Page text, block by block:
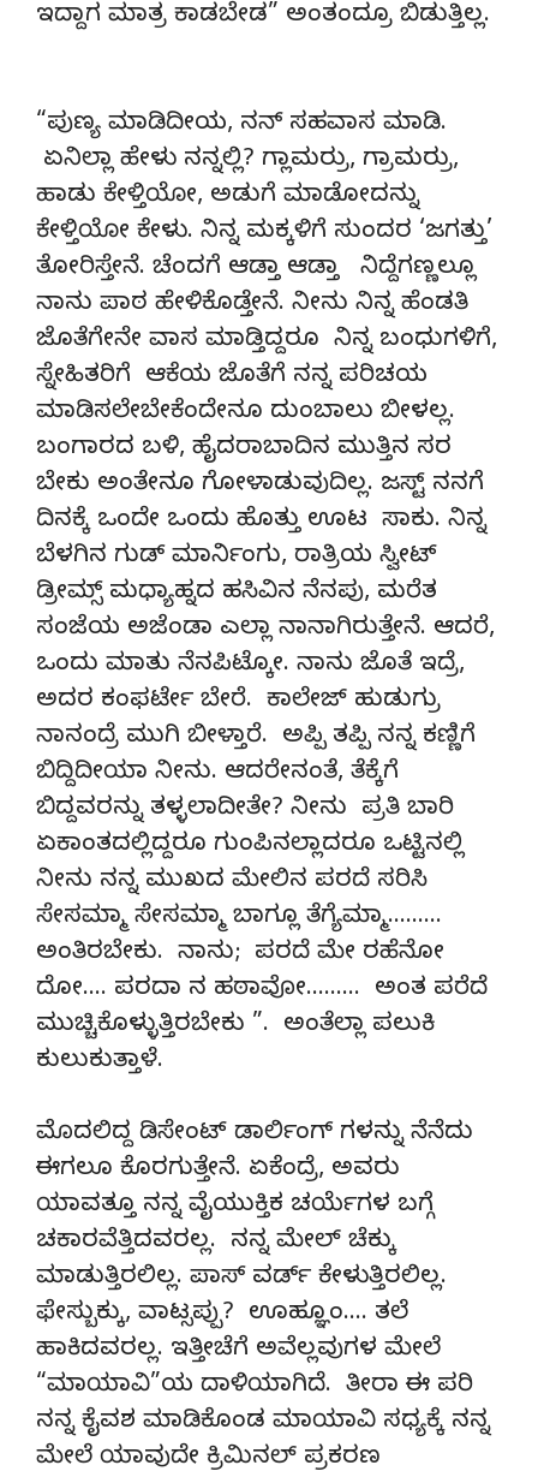
ಇದ್ದಾಗ ಮಾತ್ರ ಕಾಡಬೇಡ” ಅಂತಂದ್ರೂ ಬಿಡುತ್ತಿಲ್ಲ.
“ಪುಣ್ಯ ಮಾಡಿದೀಯ, ನನ್ ಸಹವಾಸ ಮಾಡಿ.
ಏನಿಲ್ಲಾ ಹೇಳು ನನ್ನಲ್ಲಿ? ಗ್ಲಾಮರ್ರು, ಗ್ರಾಮರ್ರು,
ಹಾಡು ಕೇಳ್ತಿಯೋ, ಅಡುಗೆ ಮಾಡೋದನ್ನು
ಕೇಳ್ತಿಯೋ ಕೇಳು. ನಿನ್ನ ಮಕ್ಕಳಿಗೆ ಸುಂದರ ‘ಜಗತ್ತು’
ತೋರಿಸ್ತೇನೆ. ಚೆಂದಗೆ ಆಡ್ತಾ ಆಡ್ತಾ ನಿದ್ದೆಗಣ್ಣಲ್ಲೂ
ನಾನು ಪಾಠ ಹೇಳಿಕೊಡ್ತೇನೆ. ನೀನು ನಿನ್ನ ಹೆಂಡತಿ
ಜೊತೆಗೇನೇ ವಾಸ ಮಾಡ್ತಿದ್ದರೂ ನಿನ್ನ ಬಂಧುಗಳಿಗೆ,
ಸ್ನೇಹಿತರಿಗೆ ಆಕೆಯ ಜೊತೆಗೆ ನನ್ನ ಪರಿಚಯ
ಮಾಡಿಸಲೇಬೇಕೆಂದೇನೂ ದುಂಬಾಲು ಬೀಳಲ್ಲ.
ಬಂಗಾರದ ಬಳಿ, ಹೈದರಾಬಾದಿನ ಮುತ್ತಿನ ಸರ
ಬೇಕು ಅಂತೇನೂ ಗೋಳಾಡುವುದಿಲ್ಲ. ಜಸ್ಟ್ ನನಗೆ
ದಿನಕ್ಕೆ ಒಂದೇ ಒಂದು ಹೊತ್ತು ಊಟ ಸಾಕು. ನಿನ್ನ
ಬೆಳಗಿನ ಗುಡ್ ಮಾರ್ನಿಂಗು, ರಾತ್ರಿಯ ಸ್ವೀಟ್
ಡ್ರೀಮ್ಸ್ ಮಧ್ಯಾಹ್ನದ ಹಸಿವಿನ ನೆನಪು, ಮರೆತ
ಸಂಜೆಯ ಅಜೆಂಡಾ ಎಲ್ಲಾ ನಾನಾಗಿರುತ್ತೇನೆ. ಆದರೆ,
ಒಂದು ಮಾತು ನೆನಪಿಟ್ಕೋ. ನಾನು ಜೊತೆ ಇದ್ರೆ,
ಅದರ ಕಂಫರ್ಟೇ ಬೇರೆ. ಕಾಲೇಜ್ ಹುಡುಗ್ರು
ನಾನಂದ್ರೆ ಮುಗಿ ಬೀಳ್ತಾರೆ. ಅಪ್ಪಿ ತಪ್ಪಿ ನನ್ನ ಕಣ್ಣಿಗೆ
ಬಿದ್ದಿದೀಯಾ ನೀನು. ಆದರೇನಂತೆ, ತೆಕ್ಕೆಗೆ
ಬಿದ್ದವರನ್ನು ತಳ್ಳಲಾದೀತೇ? ನೀನು ಪ್ರತಿ ಬಾರಿ
ಏಕಾಂತದಲ್ಲಿದ್ದರೂ ಗುಂಪಿನಲ್ಲಾದರೂ ಒಟ್ಟಿನಲ್ಲಿ
ನೀನು ನನ್ನ ಮುಖದ ಮೇಲಿನ ಪರದೆ ಸರಿಸಿ
ಸೇಸಮ್ಮಾ ಸೇಸಮ್ಮಾ ಬಾಗ್ಲೂ ತೆಗ್ಯೆಮ್ಮಾ………
ಅಂತಿರಬೇಕು. ನಾನು; ಪರದೆ ಮೇ ರಹೆನೋ
ದೋ…. ಪರದಾ ನ ಹಠಾವೋ……… ಅಂತ ಪರೆದೆ
ಮುಚ್ಚಿಕೊಳ್ಳುತ್ತಿರಬೇಕು ”. ಅಂತೆಲ್ಲಾ ಪಲುಕಿ
ಕುಲುಕುತ್ತಾಳೆ.
ಮೊದಲಿದ್ದ ಡಿಸೇಂಟ್ ಡಾರ್ಲಿಂಗ್ ಗಳನ್ನು ನೆನೆದು
ಈಗಲೂ ಕೊರಗುತ್ತೇನೆ. ಏಕೆಂದ್ರೆ, ಅವರು
ಯಾವತ್ತೂ ನನ್ನ ವೈಯುಕ್ತಿಕ ಚರ್ಯೆಗಳ ಬಗ್ಗೆ
ಚಕಾರವೆತ್ತಿದವರಲ್ಲ. ನನ್ನ ಮೇಲ್ ಚೆಕ್ಕು
ಮಾಡುತ್ತಿರಲಿಲ್ಲ. ಪಾಸ್ ವರ್ಡ್ ಕೇಳುತ್ತಿರಲಿಲ್ಲ.
ಫೇಸ್ಬುಕ್ಕು, ವಾಟ್ಸಪ್ಪು? ಊಹ್ಞೂಂ…. ತಲೆ
ಹಾಕಿದವರಲ್ಲ. ಇತ್ತೀಚೆಗೆ ಅವೆಲ್ಲವುಗಳ ಮೇಲೆ
“ಮಾಯಾವಿ”ಯ ದಾಳಿಯಾಗಿದೆ. ತೀರಾ ಈ ಪರಿ
ನನ್ನ ಕೈವಶ ಮಾಡಿಕೊಂಡ ಮಾಯಾವಿ ಸಧ್ಯಕ್ಕೆ ನನ್ನ
ಮೇಲೆ ಯಾವುದೇ ಕ್ರಿಮಿನಲ್ ಪ್ರಕರಣ